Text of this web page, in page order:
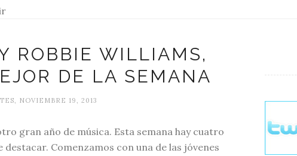
ROBBIE WILLIAMS,
DE LA SEMANA
NOVIEMBRE 19, 2013
gran año de música. Esta semana hay cuatro
destacar. Comenzamos con una de las jóvenes